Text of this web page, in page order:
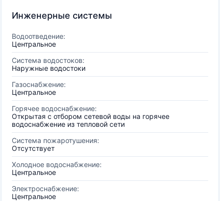
Инженерные системы
Водоотведение:
Центральное
Система водостоков:
Наружные водостоки
Газоснабжение:
Центральное
Горячее водоснабжение:
Открытая с отбором сетевой воды на горячее
водоснабжение из тепловой сети
Система пожаротушения:
Отсутствует
Холодное водоснабжение:
Центральное
Электроснабжение:
Центральное